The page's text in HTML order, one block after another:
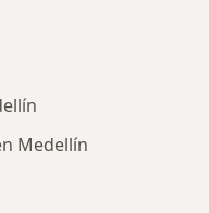
Medellín